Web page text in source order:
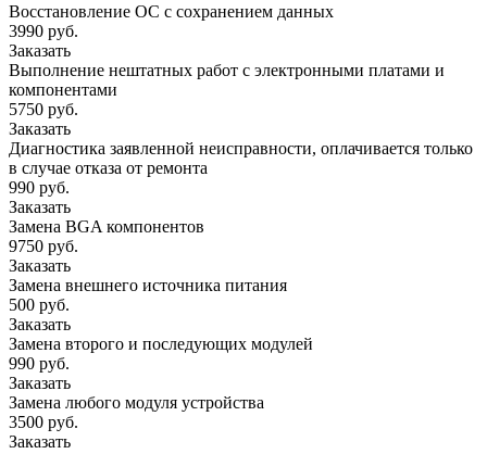
Восстановление ОС с сохранением данных
3990 руб.
Заказать
Выполнение нештатных работ с электронными платами и
компонентами
5750 руб.
Заказать
Диагностика заявленной неисправности, оплачивается только
в случае отказа от ремонта
990 руб.
Заказать
Замена BGA компонентов
9750 руб.
Заказать
Замена внешнего источника питания
500 руб.
Заказать
Замена второго и последующих модулей
990 руб.
Заказать
Замена любого модуля устройства
3500 руб.
Заказать